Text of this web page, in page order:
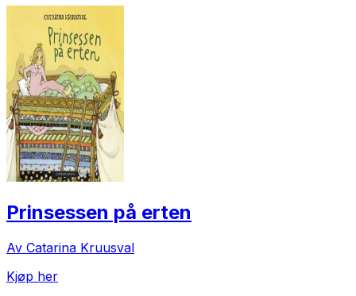
Prinsessen på erten
Av Catarina Kruusval
Kjøp her